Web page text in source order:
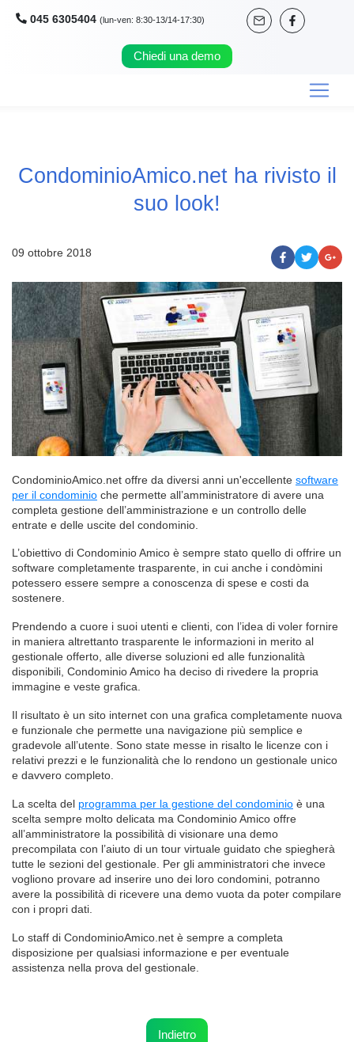
Chiedi una demo
045 6305404 (lun-ven: 8:30-13/14-17:30)
CondominioAmico.net ha rivisto il
suo look!
09 ottobre 2018
CondominioAmico.net offre da diversi anni un'eccellente software
per il condominio che permette all’amministratore di avere una
completa gestione dell’amministrazione e un controllo delle
entrate e delle uscite del condominio.
L’obiettivo di Condominio Amico è sempre stato quello di offrire un
software completamente trasparente, in cui anche i condòmini
potessero essere sempre a conoscenza di spese e costi da
sostenere.
Prendendo a cuore i suoi utenti e clienti, con l’idea di voler fornire
in maniera altrettanto trasparente le informazioni in merito al
gestionale offerto, alle diverse soluzioni ed alle funzionalità
disponibili, Condominio Amico ha deciso di rivedere la propria
immagine e veste grafica.
Il risultato è un sito internet con una grafica completamente nuova
e funzionale che permette una navigazione più semplice e
gradevole all’utente. Sono state messe in risalto le licenze con i
relativi prezzi e le funzionalità che lo rendono un gestionale unico
e davvero completo.
La scelta del programma per la gestione del condominio è una
scelta sempre molto delicata ma Condominio Amico offre
all’amministratore la possibilità di visionare una demo
precompilata con l’aiuto di un tour virtuale guidato che spiegherà
tutte le sezioni del gestionale. Per gli amministratori che invece
vogliono provare ad inserire uno dei loro condomini, potranno
avere la possibilità di ricevere una demo vuota da poter compilare
con i propri dati.
Lo staff di CondominioAmico.net è sempre a completa
disposizione per qualsiasi informazione e per eventuale
assistenza nella prova del gestionale.
Indietro